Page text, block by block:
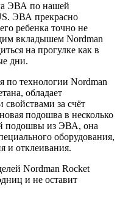
ЭВА по нашей
ЭВА прекрасно
ребенка точно не
вкладышем Nordman
на прогулке как в
дни.
по технологии Nordman
обладает
за счёт
подошва в несколько
подошвы из ЭВА, она
оборудования,
и отклеивания.
Nordman Rocket
и не оставит